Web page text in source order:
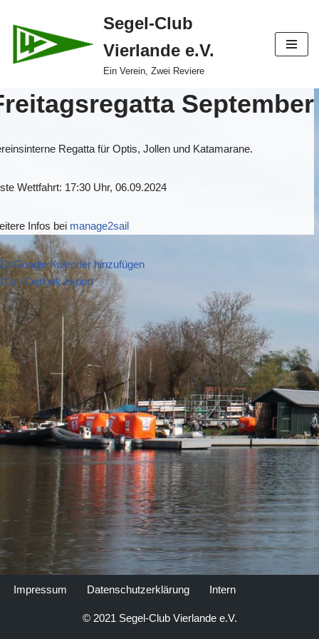
Zum
Inhalt
Segel-Club
Vierlande e.V.
Ein Verein, Zwei Reviere
September
Regatta für Optis, Jollen und Katamarane.
Wettfahrt: 17:30 Uhr, 06.09.2024
Infos bei manage2sail
Google Kalender hinzufügen
/ Outlook export
Impressum Datenschutzerklärung Intern
© 2021 Segel-Club Vierlande e.V.